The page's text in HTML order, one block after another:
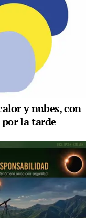
y nubes, con
la tarde